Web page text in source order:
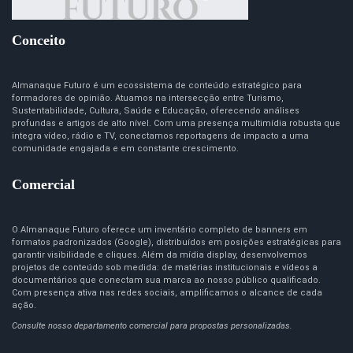
Conceito
Almanaque Futuro é um ecossistema de conteúdo estratégico para
formadores de opinião. Atuamos na intersecção entre Turismo,
Sustentabilidade, Cultura, Saúde e Educação, oferecendo análises
profundas e artigos de alto nível. Com uma presença multimídia robusta que
integra vídeo, rádio e TV, conectamos reportagens de impacto a uma
comunidade engajada e em constante crescimento.
Comercial
O Almanaque Futuro oferece um inventário completo de banners em
formatos padronizados (Google), distribuídos em posições estratégicas para
garantir visibilidade e cliques. Além da mídia display, desenvolvemos
projetos de conteúdo sob medida: de matérias institucionais e vídeos a
documentários que conectam sua marca ao nosso público qualificado.
Com presença ativa nas redes sociais, amplificamos o alcance de cada
ação.
Consulte nosso departamento comercial para propostas personalizadas.